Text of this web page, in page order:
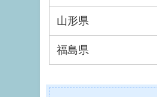
山形県
福島県